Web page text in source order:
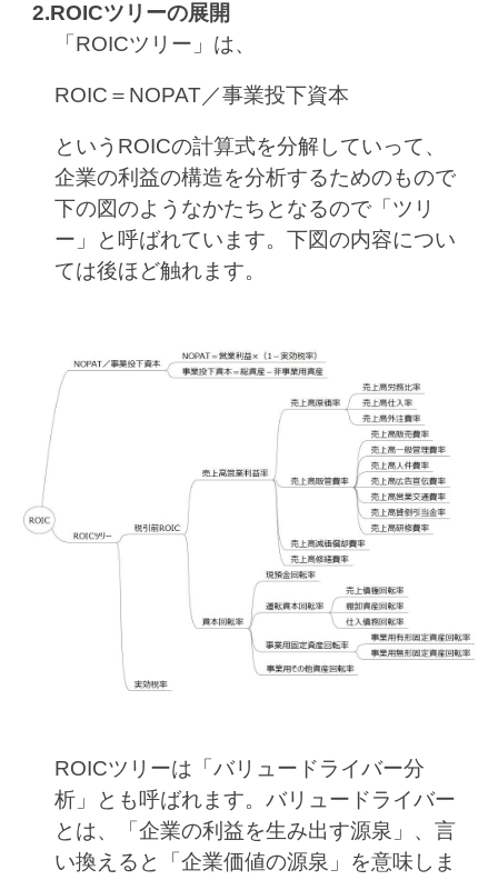
2.ROICツリーの展開
「ROICツリー」は、
ROIC＝NOPAT／事業投下資本
というROICの計算式を分解していって、
企業の利益の構造を分析するためのもので
下の図のようなかたちとなるので「ツリ
ー」と呼ばれています。下図の内容につい
ては後ほど触れます。
ROICツリーは「バリュードライバー分
析」とも呼ばれます。バリュードライバー
とは、「企業の利益を生み出す源泉」、言
い換えると「企業価値の源泉」を意味しま